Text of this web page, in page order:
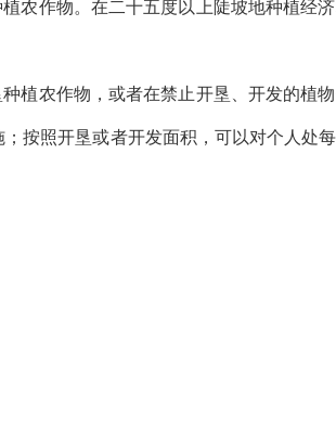
作物。在二十五度以上陡坡地种植经
农作物，或者在禁止开垦、开发的植
按照开垦或者开发面积，可以对个人处